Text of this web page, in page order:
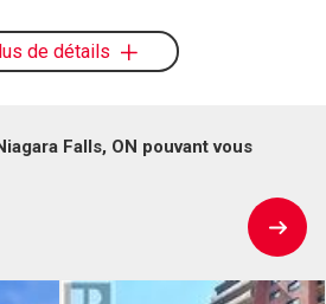
de détails
Falls, ON pouvant vous